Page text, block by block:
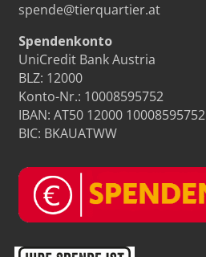
spende@tierquartier.at
Spendenkonto
UniCredit Bank Austria
BLZ: 12000
Konto-Nr.: 10008595752
IBAN: AT50 12000 10008595752
BIC: BKAUATWW